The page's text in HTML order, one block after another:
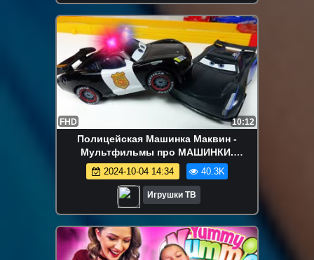
FHD 10:12
Полицейская Машинка Маквин -
Мультфильмы про МАШИНКИ.
Гоночные машинки Мультики для детей
2024-10-04 14:34 40.3K
Игрушки ТВ